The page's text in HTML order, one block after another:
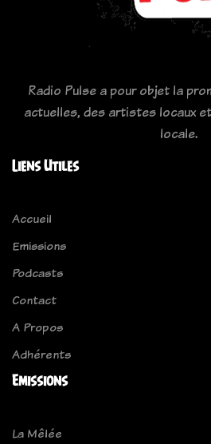
Radio Pulse a pour objet la
actuelles, des artistes locaux
locale.
Liens Utiles
Accueil
Emissions
Podcasts
Contact
A Propos
Adhérents
Emissions
La Mêlée